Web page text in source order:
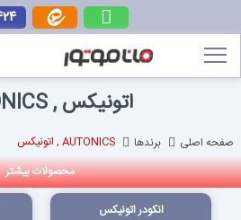
به
AUTONICS , اتونیکس
صفحه اصلی برندها
AUTONICS , اتونیکس
محصولات بیشتر
انکودر اتونیکس